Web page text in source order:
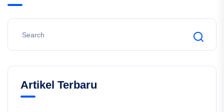
Artikel Terbaru